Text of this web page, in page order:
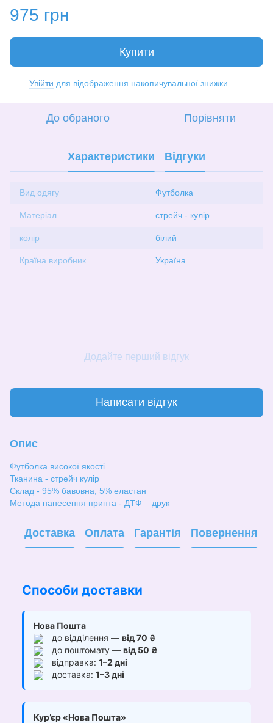
975 грн
Купити
Увійти для відображення накопичувальної знижки
До обраного Порівняти
Характеристики Відгуки
Вид одягу Футболка
Матеріал стрейч - кулір
колір білий
Країна виробник Україна
Додайте перший відгук
Написати відгук
Опис
Футболка високої якості
Тканина - стрейч кулір
Склад - 95% бавовна, 5% еластан
Метода нанесення принта - ДТФ – друк
Доставка Оплата Гарантія Повернення
Способи доставки
Нова Пошта
до відділення — від 70 ₴
до поштомату — від 50 ₴
відправка: 1–2 дні
доставка: 1–3 дні
Кур’єр «Нова Пошта»